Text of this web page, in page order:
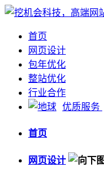
首页
网页设计
包年优化
整站优化
行业合作
优质服务
首页
网页设计